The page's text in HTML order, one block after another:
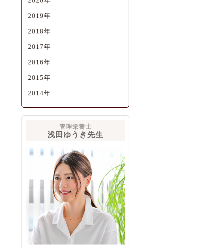
2019年
2018年
2017年
2016年
2015年
2014年
管理栄養士
浅田ゆうき先生